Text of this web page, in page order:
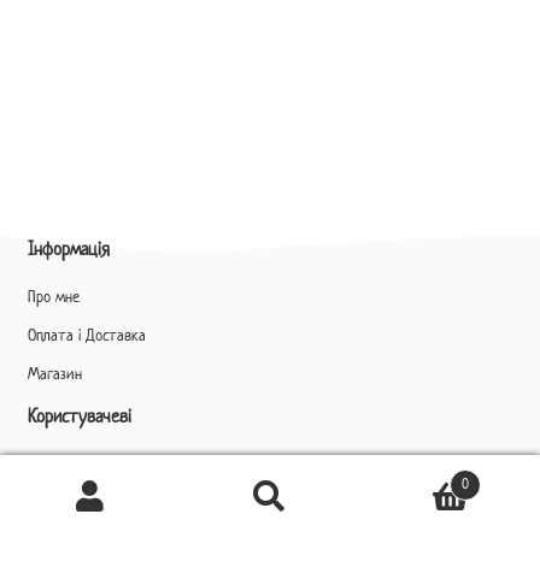
Інформація
Про мне
Оплата і Доставка
Магазин
Користувачеві
Ukrainian
Шукати
0